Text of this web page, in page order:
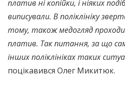
платив ні копійки, і ніяких
виписували. В поліклініку
тому, також медогляд
платив. Так питання, за що
інших поліклініках таких
поцікавився Олег Микитюк.